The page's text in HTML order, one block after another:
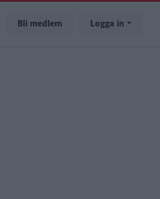
Bli medlem Logga in